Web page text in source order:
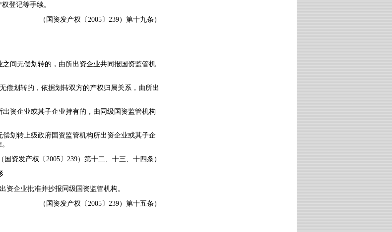
登记等手续。
（国资发产权〔 2005 〕 239）第十九条）
间无偿划转的，由所出资企业共同报国资监管机
偿划转的，依据划转双方的产权归属关系，由所出
资企业或其子企业持有的，由同级国资监管机构
划转上级政府国资监管机构所出资企业或其子企
（国资发产权〔 2005 〕 239）第十二、十三、十四条）
资企业批准并抄报同级国资监管机构。
（国资发产权〔 2005 〕 239）第十五条）